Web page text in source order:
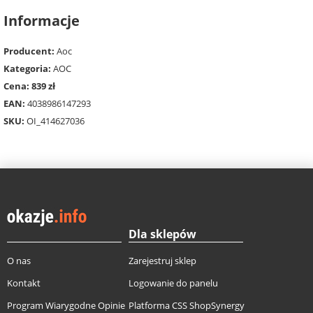
Informacje
Producent: Aoc
Kategoria: AOC
Cena: 839 zł
EAN: 4038986147293
SKU: OI_414627036
O nas
Kontakt
Program Wiarygodne Opinie
Dla sklepów
Zarejestruj sklep
Logowanie do panelu
Platforma CSS ShopSynergy